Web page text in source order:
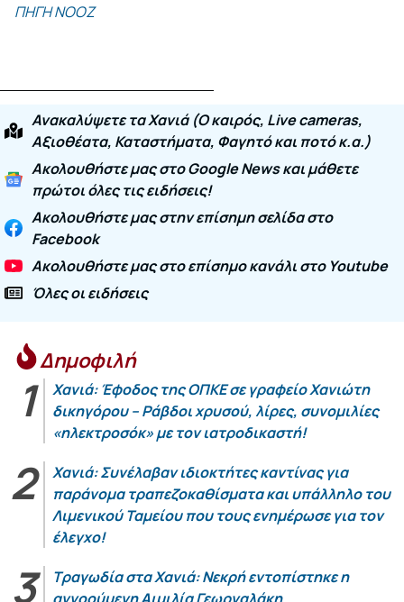
ΠΗΓΗ ΝΟΟΖ
Ανακαλύψετε τα Χανιά (O καιρός, Live cameras,
Αξιοθέατα, Καταστήματα, Φαγητό και ποτό κ.α.)
Ακολουθήστε μας στο Google News και μάθετε
πρώτοι όλες τις ειδήσεις!
Ακολουθήστε μας στην επίσημη σελίδα στο
Facebook
Ακολουθήστε μας στο επίσημο κανάλι στο Youtube
Όλες οι ειδήσεις
Δημοφιλή
Χανιά: Έφοδος της ΟΠΚΕ σε γραφείο Χανιώτη
δικηγόρου – Ράβδοι χρυσού, λίρες, συνομιλίες
«ηλεκτροσόκ» με τον ιατροδικαστή!
Χανιά: Συνέλαβαν ιδιοκτήτες καντίνας για
παράνομα τραπεζοκαθίσματα και υπάλληλο του
Λιμενικού Ταμείου που τους ενημέρωσε για τον
έλεγχο!
Τραγωδία στα Χανιά: Νεκρή εντοπίστηκε η